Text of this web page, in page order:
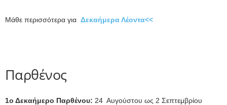
Μάθε περισσότερα για Δεκαήμερα Λέοντα<<
Παρθένος
1ο Δεκαήμερο Παρθένου: 24 Αυγούστου ως 2 Σεπτεμβρίου